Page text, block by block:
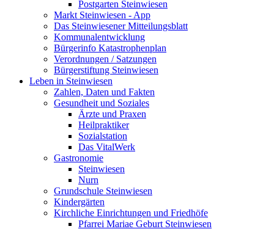
Postgarten Steinwiesen
Markt Steinwiesen - App
Das Steinwiesener Mitteilungsblatt
Kommunalentwicklung
Bürgerinfo Katastrophenplan
Verordnungen / Satzungen
Bürgerstiftung Steinwiesen
Leben in Steinwiesen
Zahlen, Daten und Fakten
Gesundheit und Soziales
Ärzte und Praxen
Heilpraktiker
Sozialstation
Das VitalWerk
Gastronomie
Steinwiesen
Nurn
Grundschule Steinwiesen
Kindergärten
Kirchliche Einrichtungen und Friedhöfe
Pfarrei Mariae Geburt Steinwiesen